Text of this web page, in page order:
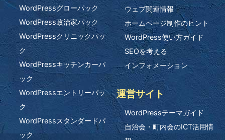
WordPressグローパック
WordPress政治家パック
WordPressクリニックパッ
ク
WordPressキッチンカーパ
ック
WordPressエントリーパッ
ク
WordPressスタンダードパ
ック
ウェブ関連情報
ホームページ制作のヒント
WordPress使い方ガイド
SEOを考える
インフォメーション
運営サイト
WordPressテーマガイド
自治会・町内会のICT活用情